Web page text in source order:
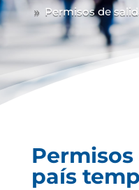
9 Permisos de
país